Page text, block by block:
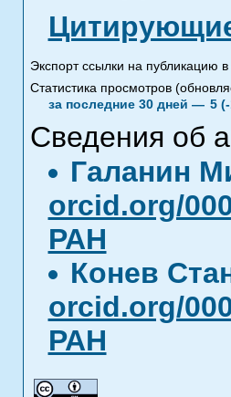
Экспорт ссылки на публикацию
Статистика просмотров
за последние 30 дней — 5
Сведения об
Галанин
orcid.org/
РАН
Конев
orcid.org/
РАН